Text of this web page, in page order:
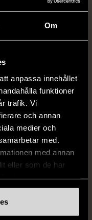
Om
anpassa innehållet
funktioner
trafik. Vi
och annan
medier och
med.
med annan
eller som de har
Kern - Delise -
med